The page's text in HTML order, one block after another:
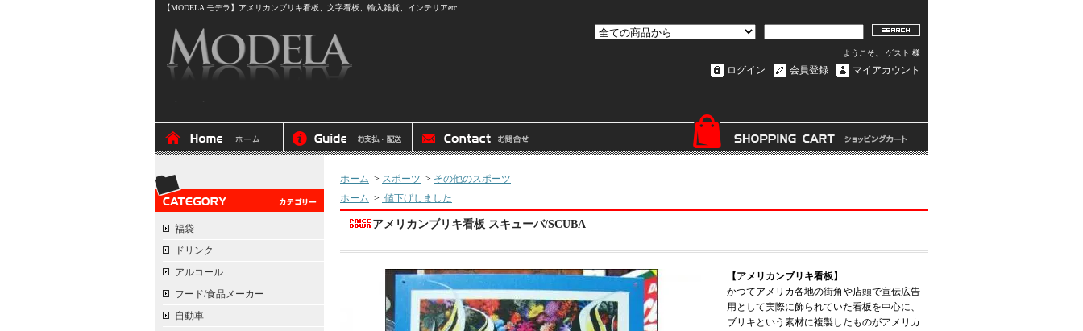
【MODELA モデラ】アメリカンブリキ看板、文字看板、輸入雑貨、インテリアetc.
ようこそ、 ゲスト 様
マイアカウント
会員登録
ログイン
福袋
ドリンク
アルコール
フード/食品メーカー
自動車
ホーム > スポーツ > その他のスポーツ
ホーム > 値下げしました
アメリカンブリキ看板 スキューバ/SCUBA
【アメリカンブリキ看板】
かつてアメリカ各地の街角や店頭で宣伝広告
用として実際に飾られていた看板を中心に、
ブリキという素材に複製したものがアメリカ